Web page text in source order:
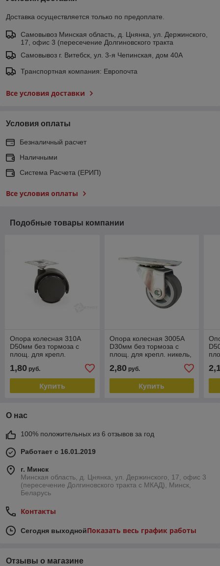
Доставка осуществляется только по предоплате.
Самовывоз Минская область, д. Цнянка, ул. Держинского,
17, офис 3 (пересечение Долгиновского тракта
Самовывоз г. Витебск, ул. 3-я Чепинская, дом 40А
Транспортная компания: Европочта
Все условия доставки
Условия оплаты
Безналичный расчет
Наличными
Система Расчета (ЕРИП)
Все условия оплаты
Подобные товары компании
Опора колесная 310A
D50мм без тормоза с
площ. для крепл.
1,80 руб.
Купить
Опора колесная 3005A
D30мм без тормоза с
площ. для крепл. никель,
серый FM3005A.030GR
2,80руб.
Купить
О нас
100% положительных из 6 отзывов за год
Работает с 16.01.2019
г. Минск
Минская область, д. Цнянка, ул. Держинского, 17, офис 3
(пересечение Долгиновского тракта с МКАД), Минск,
Беларусь
Контакты
Сегодня выходнойПоказать весь график работы
Отзывы о магазине